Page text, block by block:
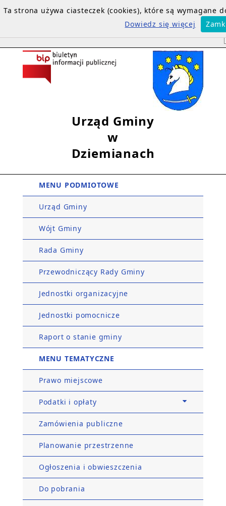
Urząd Gminy
w
Dziemianach
MENU PODMIOTOWE
Urząd Gminy
Wójt Gminy
Rada Gminy
Przewodniczący Rady Gminy
Jednostki organizacyjne
Jednostki pomocnicze
Raport o stanie gminy
MENU TEMATYCZNE
Prawo miejscowe
Podatki i opłaty
Zamówienia publiczne
Planowanie przestrzenne
Ogłoszenia i obwieszczenia
Do pobrania
Ta strona używa ciasteczek (cookies), które są wymagane
Dowiedz się więcej